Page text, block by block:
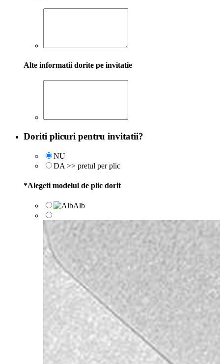
Alte informatii dorite pe invitatie
Doriti plicuri pentru invitatii?
NU
DA >> pretul per plic
*Alegeti modelul de plic dorit
Alb